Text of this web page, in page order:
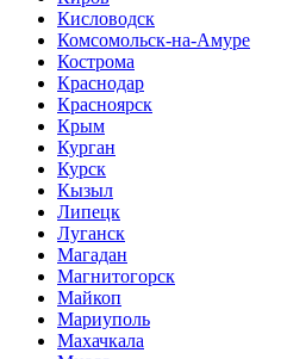
Кисловодск
Комсомольск-на-Амуре
Кострома
Краснодар
Красноярск
Крым
Курган
Курск
Кызыл
Липецк
Луганск
Магадан
Магнитогорск
Майкоп
Мариуполь
Махачкала